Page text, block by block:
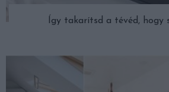
Így takarítsd a tévéd, hogy